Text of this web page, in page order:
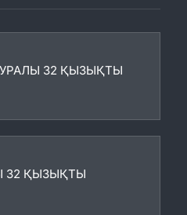
32 ҚЫЗЫҚТЫ
32 ҚЫЗЫҚТЫ